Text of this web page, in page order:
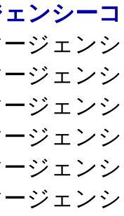
ンシーコ
ジェンシ
ジェンシ
ジェンシ
ジェンシ
ジェンシ
ジェンシ